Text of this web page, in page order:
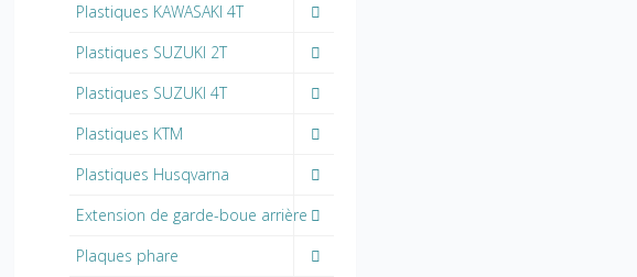
Plastiques KAWASAKI 4T
Plastiques SUZUKI 2T
Plastiques SUZUKI 4T
Plastiques KTM
Plastiques Husqvarna
Extension de garde-boue arrière
Plaques phare